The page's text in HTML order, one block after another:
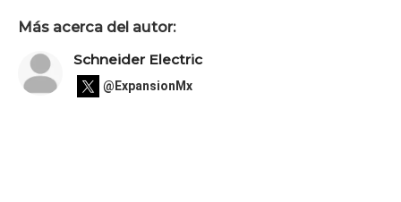
Más acerca del autor:
Schneider Electric
@ExpansionMx